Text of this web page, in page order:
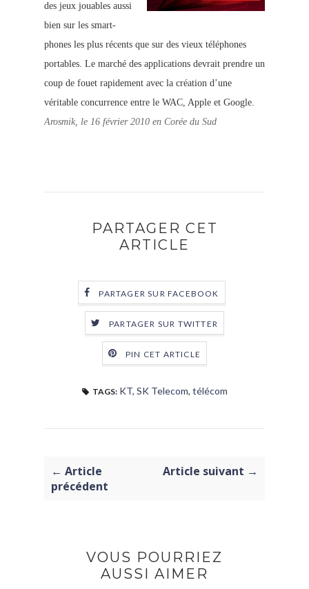
des jeux jouables aussi
bien sur les smart-
phones les plus récents que sur des vieux téléphones
portables. Le marché des applications devrait prendre un
coup de fouet rapidement avec la création d’une
véritable concurrence entre le WAC, Apple et Google.
Arosmik, le 16 février 2010 en Corée du Sud
PARTAGER CET
ARTICLE
PARTAGER SUR FACEBOOK
PARTAGER SUR TWITTER
PIN CET ARTICLE
TAGS: KT, SK Telecom, télécom
← Article
précédent
Article suivant →
VOUS POURRIEZ
AUSSI AIMER